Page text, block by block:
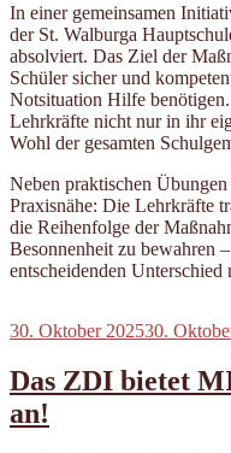
In einer gemeinsamen
der St. Walburga
absolviert. Das Ziel der
Schüler sicher und
Notsituation Hilfe
Lehrkräfte nicht nur in ihr
Wohl der gesamten
Neben praktischen
Praxisnähe: Die Lehrkräfte
die Reihenfolge der
Besonnenheit zu bewahren
entscheidenden Unterschied
Veröffentlicht
30. Oktober 202530.
Das ZDI bietet
an!